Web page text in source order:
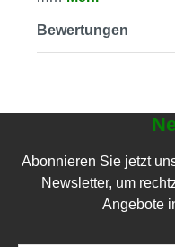
Bewertungen
Abonnieren Sie jetzt
Newsletter, um
Angebote